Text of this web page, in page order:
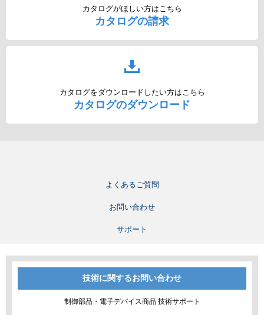
カタログがほしい方はこちら
カタログの請求
カタログをダウンロードしたい方はこちら
カタログのダウンロード
よくあるご質問
お問い合わせ
サポート
技術に関するお問い合わせ
制御部品・電子デバイス商品 技術サポート